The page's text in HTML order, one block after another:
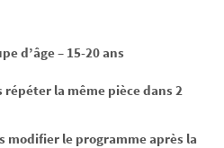
d’âge – 15-20 ans
la même pièce dans 2
modifier le programme après la